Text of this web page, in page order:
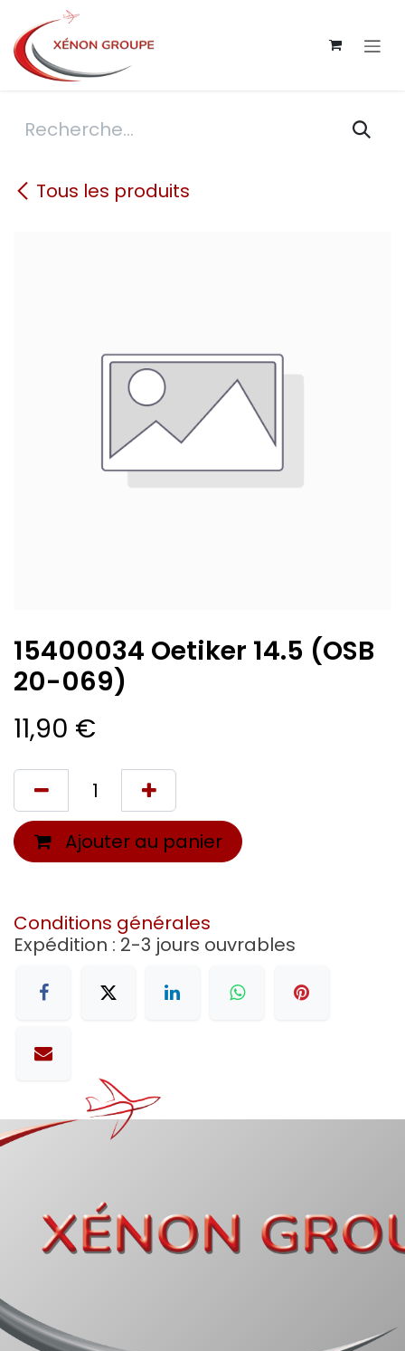
Se rendre au contenu
Tous les produits
15400034 Oetiker 14.5 (OSB
20-069)
11,90 €
Ajouter au panier
Conditions générales
Expédition : 2-3 jours ouvrables